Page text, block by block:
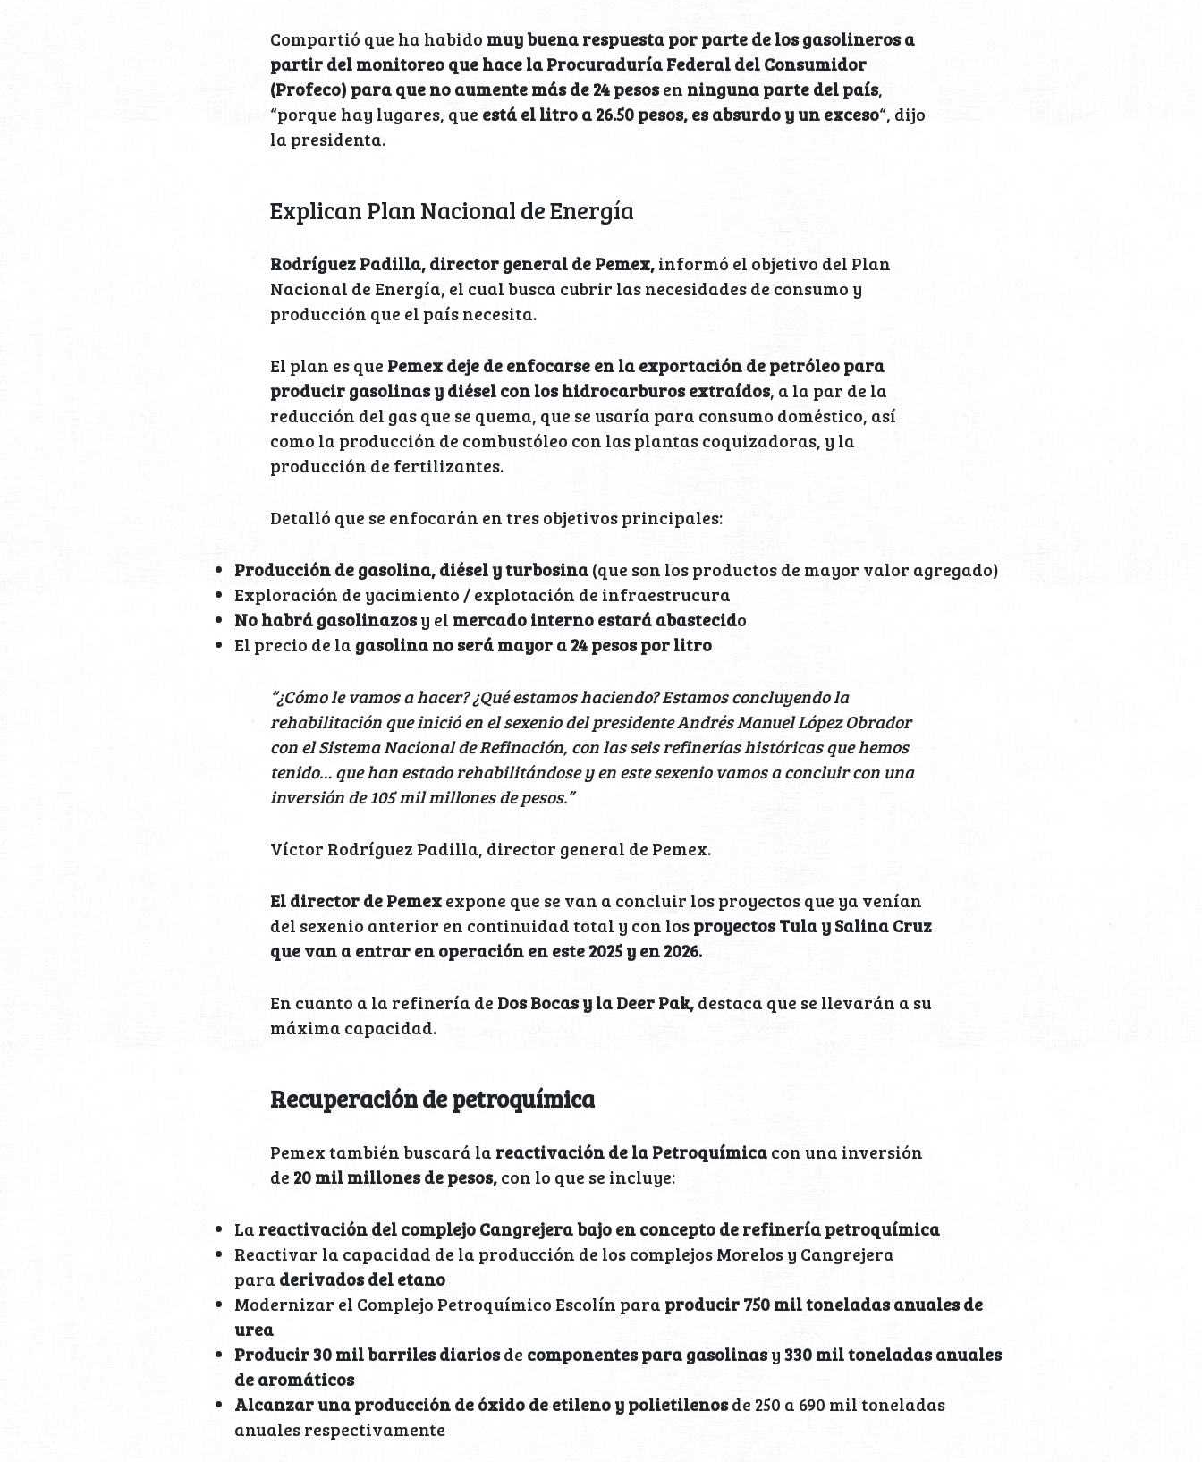
Compartió que ha habido muy buena respuesta por parte de los gasolineros a
partir del monitoreo que hace la Procuraduría Federal del Consumidor
(Profeco) para que no aumente más de 24 pesosen ninguna parte del país,
“porque hay lugares, que está el litro a 26.50 pesos, es absurdo y un exceso“, dijo
la presidenta.
Explican Plan Nacional de Energía
Rodríguez Padilla, director general de Pemex,informó el objetivo del Plan
Nacional de Energía, el cual busca cubrir las necesidades de consumo y
producción que el país necesita.
El plan es que Pemex deje de enfocarse en la exportación de petróleopara
producir gasolinas y diésel con los hidrocarburos extraídos, a la par de la
reducción del gas que se quema, que se usaría para consumo doméstico, así
como la producción de combustóleo con las plantas coquizadoras, y la
producción de fertilizantes.
Detalló que se enfocarán en tres objetivos principales:
Producción de gasolina, diésel y turbosina(que son los productos de mayor valor agregado)
Exploración de yacimiento / explotación de infraestrucura
No habrá gasolinazosy el mercado interno estará abastecido
El precio de la gasolina no será mayor a 24 pesos por litro
“¿Cómo le vamos a hacer? ¿Qué estamos haciendo? Estamos concluyendo la
rehabilitación que inició en el sexenio del presidente Andrés Manuel López Obrador
con el Sistema Nacional de Refinación, con las seis refinerías históricas que hemos
tenido… que han estado rehabilitándose y en este sexenio vamos a concluir con una
inversión de 105 mil millones de pesos.”
Víctor Rodríguez Padilla, director general de Pemex.
El director de Pemexexpone que se van a concluir los proyectos que ya venían
del sexenio anterior en continuidad total y con losproyectos Tula y Salina Cruz
que van a entrar en operación en este 2025 y en 2026.
En cuanto a la refinería de Dos Bocas y la Deer Pak,destaca que se llevarán a su
máxima capacidad.
Recuperación de petroquímica
Pemex también buscará la reactivación de la Petroquímicacon una inversión
de 20 mil millones de pesos,con lo que se incluye:
La reactivación del complejo Cangrejera bajo en concepto de refinería petroquímica
Reactivar la capacidad de la producción de los complejos Morelos y Cangrejera
para derivados del etano
Modernizar el Complejo Petroquímico Escolín para producir 750 mil toneladas anuales de
urea
Producir 30 mil barriles diariosde componentes para gasolinasy330 mil toneladas anuales
de aromáticos
Alcanzar una producción de óxido de etileno y polietilenosde 250 a 690 mil toneladas
anuales respectivamente